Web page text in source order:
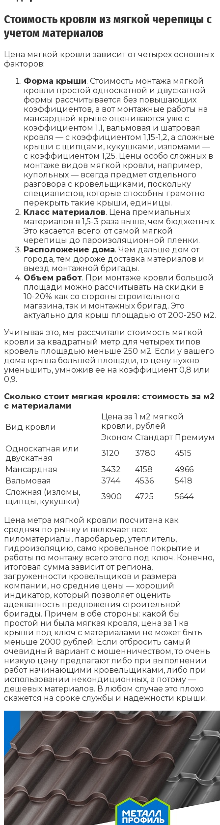
Стоимость кровли из мягкой черепицы с
учетом материалов
Цена мягкой кровли зависит от четырех основных
факторов:
Форма крыши. Стоимость монтажа мягкой
кровли простой односкатной и двускатной
формы рассчитывается без повышающих
коэффициентов, а вот монтажные работы на
мансардной крыше оцениваются уже с
коэффициентом 1,1, вальмовая и шатровая
кровля — с коэффициентом 1,15-1,2, а сложные
крыши с щипцами, кукушками, изломами —
с коэффициентом 1,25. Цены особо сложных в
монтаже видов мягкой кровли, например,
купольных — всегда предмет отдельного
разговора с кровельщиками, поскольку
специалистов, которые способны грамотно
перекрыть такие крыши, единицы.
Класс материалов. Цена премиальных
материалов в 1,5-3 раза выше, чем бюджетных.
Это касается всего: от самой мягкой
черепицы до пароизоляционной пленки.
Расположение дома. Чем дальше дом от
города, тем дороже доставка материалов и
выезд монтажной бригады.
Объем работ. При монтаже кровли большой
площади можно рассчитывать на скидки в
10-20% как со стороны строительного
магазина, так и монтажных бригад. Это
актуально для крыш площадью от 200-250 м2.
Учитывая это, мы рассчитали стоимость мягкой
кровли за квадратный метр для четырех типов
кровель площадью меньше 250 м2. Если у вашего
дома крыша большей площади, то цену нужно
уменьшить, умножив ее на коэффициент 0,8 или
0,9.
Сколько стоит мягкая кровля: стоимость за м2
с материалами
Вид кровли
Цена за 1 м2 мягкой
кровли, рублей
Эконом Стандарт Премиум
Односкатная или
двускатная
3120 3780
4515
Мансардная
3432 4158
4966
Вальмовая
3744 4536
5418
Сложная (изломы,
щипцы, кукушки)
3900 4725 5644
Цена метра мягкой кровли посчитана как
средняя по рынку и включает все:
пиломатериалы, паробарьер, утеплитель,
гидроизоляцию, само кровельное покрытие и
работы по монтажу всего этого под ключ. Конечно,
итоговая сумма зависит от региона,
загруженности кровельщиков и размера
компании, но средние цены — хороший
индикатор, который позволяет оценить
адекватность предложения строительной
бригады. Причем в обе стороны: какой бы
простой ни была мягкая кровля, цена за 1 кв
крыши под ключ с материалами не может быть
меньше 2000 рублей. Если отбросить самый
очевидный вариант с мошенничеством, то очень
низкую цену предлагают либо при выполнении
работ начинающими кровельщиками, либо при
использовании некондиционных, а потому —
дешевых материалов. В любом случае это плохо
скажется на сроке службы и надежности крыши.